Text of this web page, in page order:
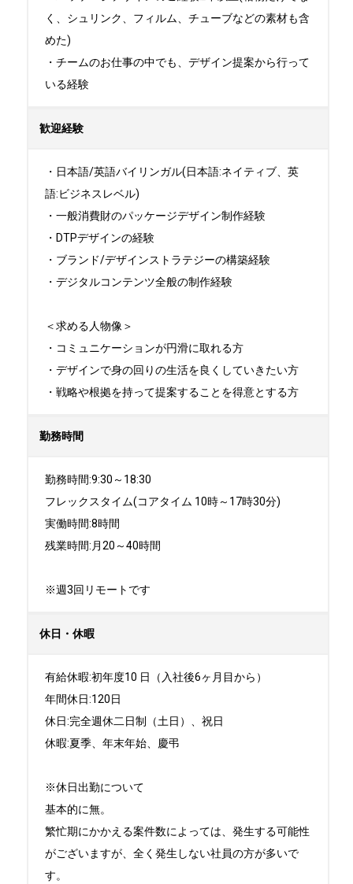
く、シュリンク、フィルム、チューブなどの素材も含
めた)
・チームのお仕事の中でも、デザイン提案から行って
いる経験
歓迎経験
・日本語/英語バイリンガル(日本語:ネイティブ、英
語:ビジネスレベル)
・一般消費財のパッケージデザイン制作経験
・DTPデザインの経験
・ブランド/デザインストラテジーの構築経験
・デジタルコンテンツ全般の制作経験
＜求める人物像＞
・コミュニケーションが円滑に取れる方
・デザインで身の回りの生活を良くしていきたい方
・戦略や根拠を持って提案することを得意とする方
勤務時間
勤務時間:9:30～18:30
フレックスタイム(コアタイム 10時～17時30分)
実働時間:8時間
残業時間:月20～40時間
※週3回リモートです
休日・休暇
有給休暇:初年度10 日（入社後6ヶ月目から）
年間休日:120日
休日:完全週休二日制（土日）、祝日
休暇:夏季、年末年始、慶弔
※休日出勤について
基本的に無。
繁忙期にかかえる案件数によっては、発生する可能性
がございますが、全く発生しない社員の方が多いで
す。